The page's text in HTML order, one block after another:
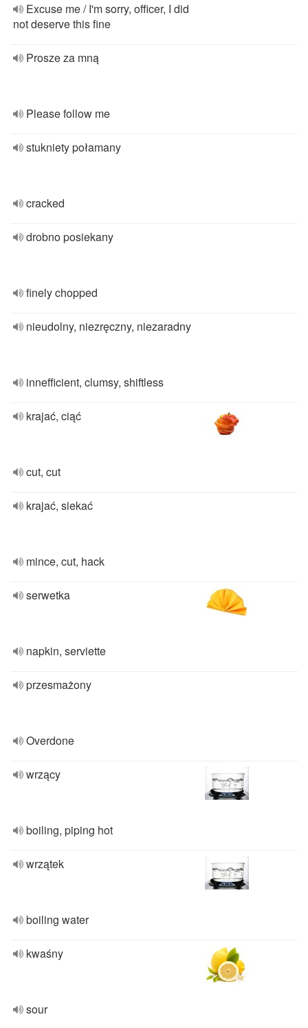
Excuse me / I'm sorry, officer, I did
not deserve this fine
Prosze za mną
Please follow me
stukniety połamany
cracked
drobno posiekany
finely chopped
nieudolny, niezręczny, niezaradny
innefficient, clumsy, shiftless
krajać, ciąć
cut, cut
krajać, siekać
mince, cut, hack
serwetka
napkin, serviette
przesmażony
Overdone
wrzący
boiling, piping hot
wrzątek
boiling water
kwaśny
sour